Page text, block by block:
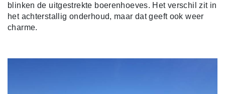
blinken de uitgestrekte boerenhoeves. Het verschil zit in
het achterstallig onderhoud, maar dat geeft ook weer
charme.